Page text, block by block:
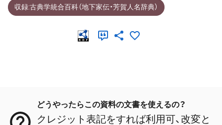
収録:古典学統合百科（地下家伝・芳賀人名辞典）
どうやったらこの資料の文書を使えるの？
クレジット表記をすれば利用可、改変と